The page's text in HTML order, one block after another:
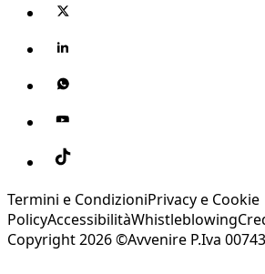
Termini e CondizioniPrivacy e Cookie
PolicyAccessibilitàWhistleblowing
Copyright 2026 ©Avvenire P.Iva